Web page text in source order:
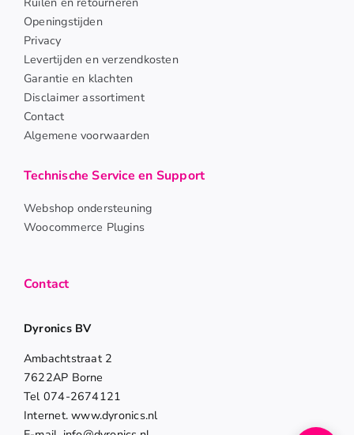
Openingstijden
Privacy
Levertijden en verzendkosten
Garantie en klachten
Disclaimer assortiment
Contact
Algemene voorwaarden
Technische Service en Support
Webshop ondersteuning
Woocommerce Plugins
Contact
Dyronics BV
Ambachtstraat 2
7622AP Borne
Tel 074-2674121
Internet. www.dyronics.nl